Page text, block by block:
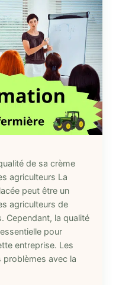
de sa crème
agriculteurs La
peut être un
agriculteurs de
Cependant, la qualité
pour
entreprise. Les
avec la